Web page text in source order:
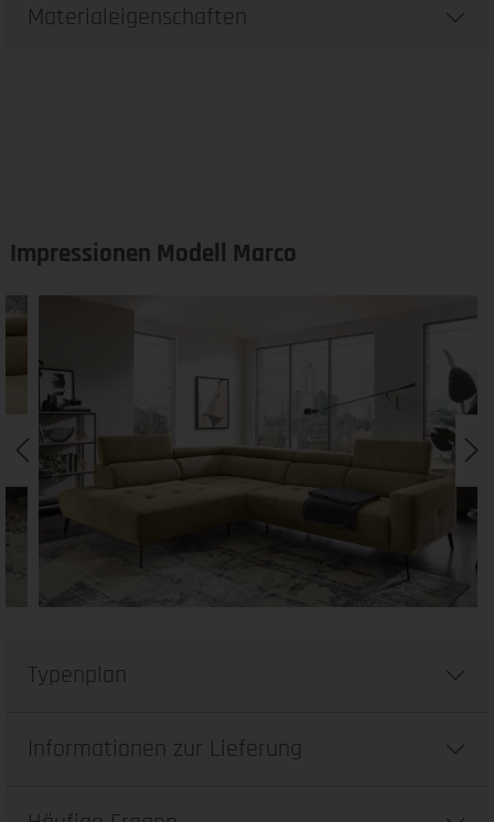
Materialeigenschaften
Impressionen Modell Marco
Typenplan
Informationen zur Lieferung